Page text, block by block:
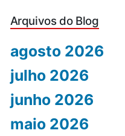
Arquivos do Blog
agosto 2026
julho 2026
junho 2026
maio 2026